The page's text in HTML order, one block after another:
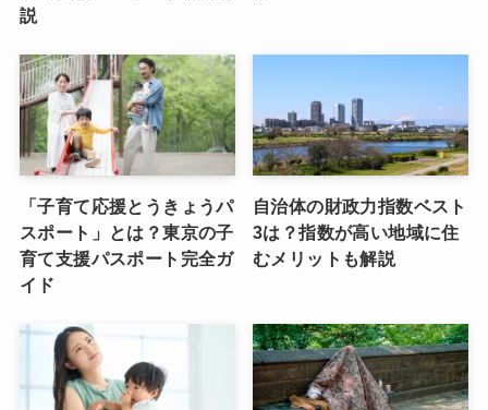
説
「子育て応援とうきょうパ
スポート」とは？東京の子
育て支援パスポート完全ガ
イド
自治体の財政力指数ベスト
3は？指数が高い地域に住
むメリットも解説